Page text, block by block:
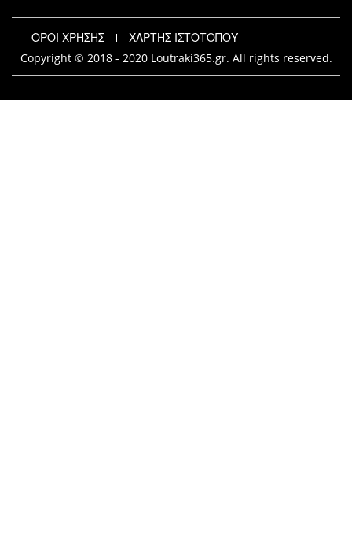
ΟΡΟΙ ΧΡΗΣΗΣ
ΧΑΡΤΗΣ ΙΣΤΟΤΟΠΟΥ
Copyright © 2018 - 2020 Loutraki365.gr. All rights reserved.